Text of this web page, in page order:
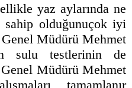
yaz aylarında ne
olduğunuçok iyi
Müdürü Mehmet
sulu testlerinin de
Müdürü Mehmet
tamamlanır